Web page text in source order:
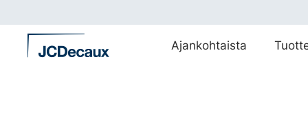
suoraan
sisältöön
Ajankohtaista